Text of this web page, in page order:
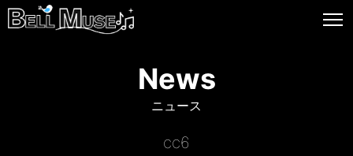
News
ニュース
cc6